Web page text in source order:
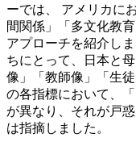
ーでは、 アメリカに
間関係」「多文化教
アプローチを紹介し
ちにとって、日本と
像」「教師像」「生
の各指標において、
が異なり、それが戸
は指摘しました。